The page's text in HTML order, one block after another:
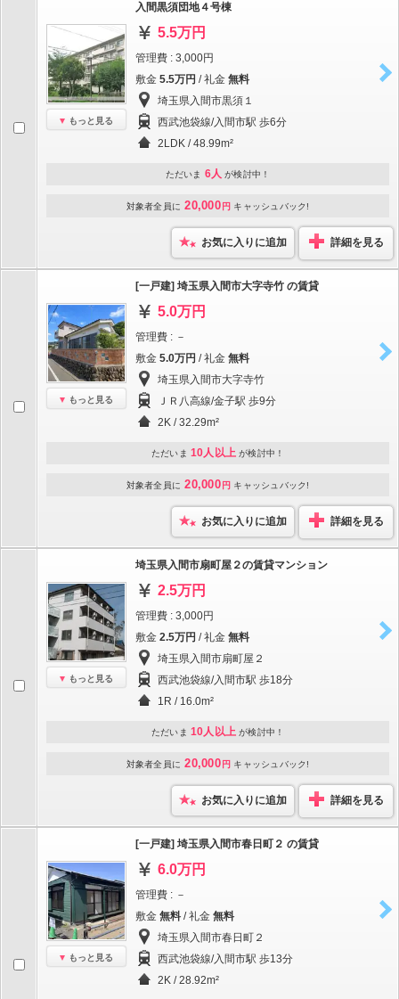
もっと見る
入間黒須団地４号棟
5.5万円
管理費 : 3,000円
敷金 5.5万円 / 礼金 無料
埼玉県入間市黒須１
西武池袋線/入間市駅 歩6分
2LDK / 48.99m²
ただいま 6人 が検討中！
対象者全員に 20,000 円 キャッシュバック!
お気に入りに追加 詳細を見る
もっと見る
[一戸建] 埼玉県入間市大字寺竹 の賃貸
5.0万円
管理費 : －
敷金 5.0万円 / 礼金 無料
埼玉県入間市大字寺竹
ＪＲ八高線/金子駅 歩9分
2K / 32.29m²
ただいま 10人以上 が検討中！
対象者全員に 20,000 円 キャッシュバック!
お気に入りに追加 詳細を見る
もっと見る
埼玉県入間市扇町屋２の賃貸マンション
2.5万円
管理費 : 3,000円
敷金 2.5万円 / 礼金 無料
埼玉県入間市扇町屋２
西武池袋線/入間市駅 歩18分
1R / 16.0m²
ただいま 10人以上 が検討中！
対象者全員に 20,000 円 キャッシュバック!
お気に入りに追加 詳細を見る
もっと見る
[一戸建] 埼玉県入間市春日町２ の賃貸
6.0万円
管理費 : －
敷金 無料 / 礼金 無料
埼玉県入間市春日町２
西武池袋線/入間市駅 歩13分
2K / 28.92m²